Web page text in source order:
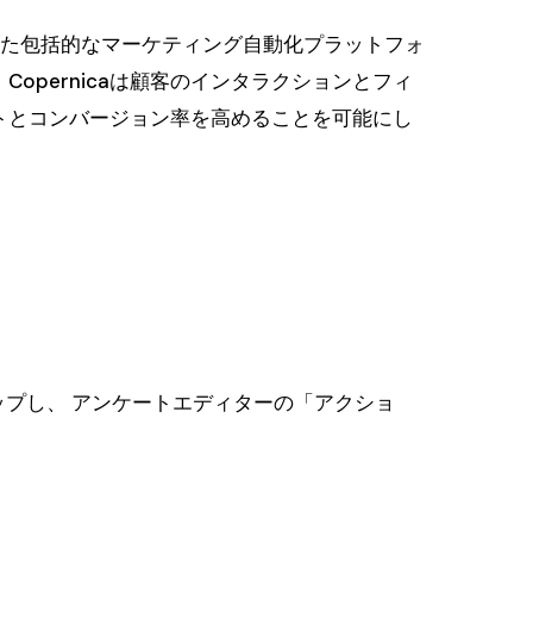
包括的なマーケティング自動化プラットフォ
は顧客のインタラクションとフィ
コンバージョン率を高めることを可能にし
し、 アンケートエディターの「アクショ